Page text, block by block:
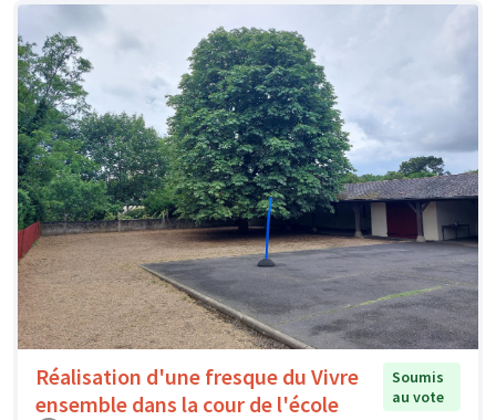
Réalisation d'une fresque du Vivre
ensemble dans la cour de l'école
Soumis
au vote